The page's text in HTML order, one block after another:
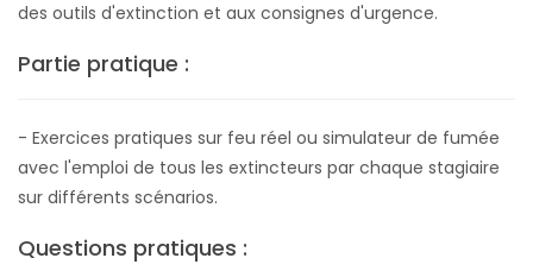
des outils d'extinction et aux consignes d'urgence.
Partie pratique :
- Exercices pratiques sur feu réel ou simulateur de fumée
avec l'emploi de tous les extincteurs par chaque stagiaire
sur différents scénarios.
Questions pratiques :